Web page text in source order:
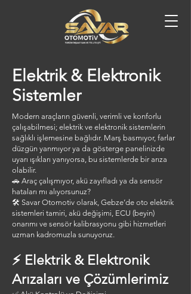
Elektrik & Elektronik
Sistemler
Modern araçların güvenli, verimli ve konforlu
çalışabilmesi; elektrik ve elektronik sistemlerin
sağlıklı işlemesine bağlıdır. Marş basmıyor, farlar
düzgün yanmıyor ya da gösterge panelinizde
uyarı ışıkları yanıyorsa, bu sistemlerde bir arıza
olabilir.
🚗 Araç çalışmıyor, akü zayıfladı ya da sensör
hataları mı alıyorsunuz?
🛠️ Savar Otomotiv olarak, Gebze’de oto elektrik
sistemleri tamiri, akü değişimi, ECU (beyin)
onarımı ve sensör kalibrasyonu gibi hizmetleri
uzman kadromuzla sunuyoruz.
⚡ Elektrik & Elektronik
Arızaları ve Çözümlerimiz